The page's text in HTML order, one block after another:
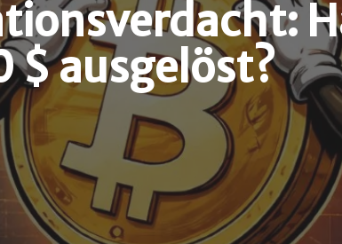
$ ausgelöst?